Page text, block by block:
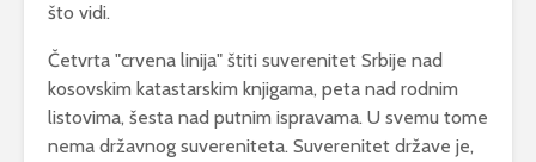
što vidi.
Četvrta "crvena linija" štiti suverenitet Srbije nad
kosovskim katastarskim knjigama, peta nad rodnim
listovima, šesta nad putnim ispravama. U svemu tome
nema državnog suvereniteta. Suverenitet države je,